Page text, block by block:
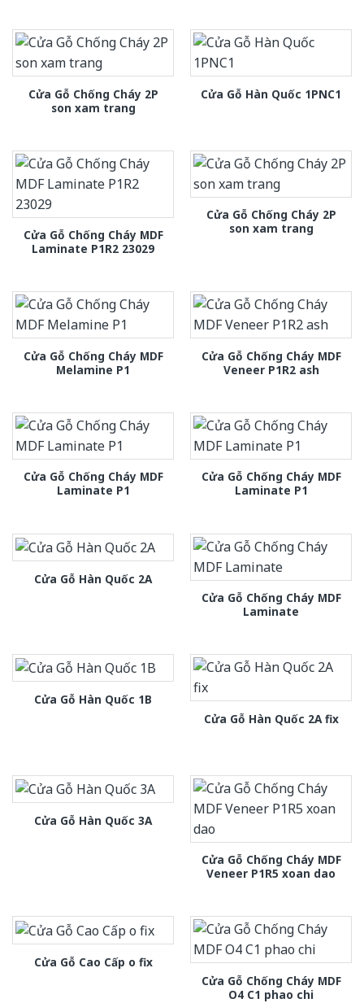
Cửa Gỗ Chống Cháy 2P
son xam trang
Cửa Gỗ Hàn Quốc 1PNC1
Cửa Gỗ Chống Cháy MDF
Laminate P1R2 23029
Cửa Gỗ Chống Cháy 2P
son xam trang
Cửa Gỗ Chống Cháy MDF
Melamine P1
Cửa Gỗ Chống Cháy MDF
Veneer P1R2 ash
Cửa Gỗ Chống Cháy MDF
Laminate P1
Cửa Gỗ Chống Cháy MDF
Laminate P1
Cửa Gỗ Hàn Quốc 2A
Cửa Gỗ Chống Cháy MDF
Laminate
Cửa Gỗ Hàn Quốc 1B
Cửa Gỗ Hàn Quốc 2A fix
Cửa Gỗ Hàn Quốc 3A
Cửa Gỗ Chống Cháy MDF
Veneer P1R5 xoan dao
Cửa Gỗ Cao Cấp o fix
Cửa Gỗ Chống Cháy MDF
O4 C1 phao chi